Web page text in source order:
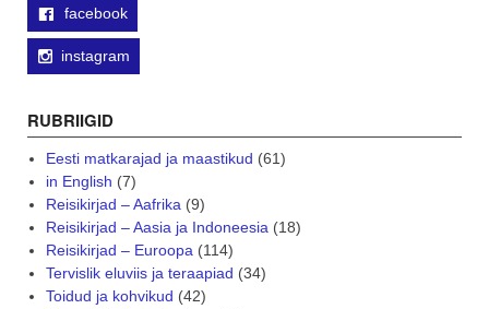
facebook
instagram
RUBRIIGID
Eesti matkarajad ja maastikud (61)
in English (7)
Reisikirjad – Aafrika(9)
Reisikirjad – Aasia ja Indoneesia(18)
Reisikirjad – Euroopa(114)
Tervislik eluviis ja teraapiad (34)
Toidud ja kohvikud (42)